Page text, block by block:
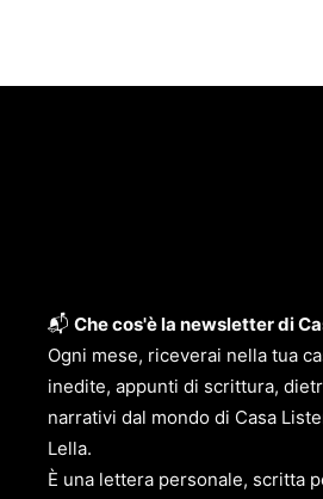
📬 Che cos'è la newsletter di
Ogni mese, riceverai nella tua
inedite, appunti di scrittura,
narrativi dal mondo di Casa
Lella.
È una lettera personale, scritta